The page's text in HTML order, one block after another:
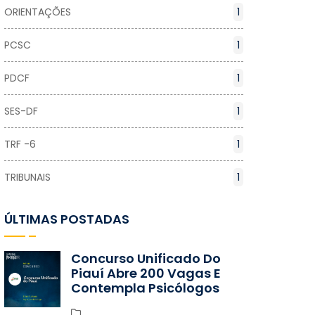
ORIENTAÇÕES 1
PCSC 1
PDCF 1
SES-DF 1
TRF -6 1
TRIBUNAIS 1
ÚLTIMAS POSTADAS
Concurso Unificado Do
Piauí Abre 200 Vagas E
Contempla Psicólogos